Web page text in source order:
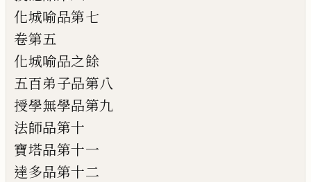
化城喻品第七
卷第五
化城喻品之餘
五百弟子品第八
授學無學品第九
法師品第十
寶塔品第十一
達多品第十二